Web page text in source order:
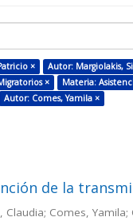
× Autor: Margiolakis,
× Materia:
Autor: Comes, Yamila ×
de la
Comes,